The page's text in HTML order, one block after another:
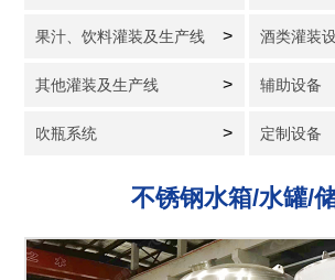
果汁、饮料灌装及生产线 > 酒类灌装
其他灌装及生产线 > 辅助设备
吹瓶系统 > 定制设备
不锈钢水箱/水罐/